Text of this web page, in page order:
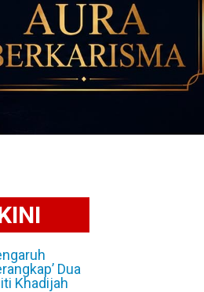
Dua
Khadijah